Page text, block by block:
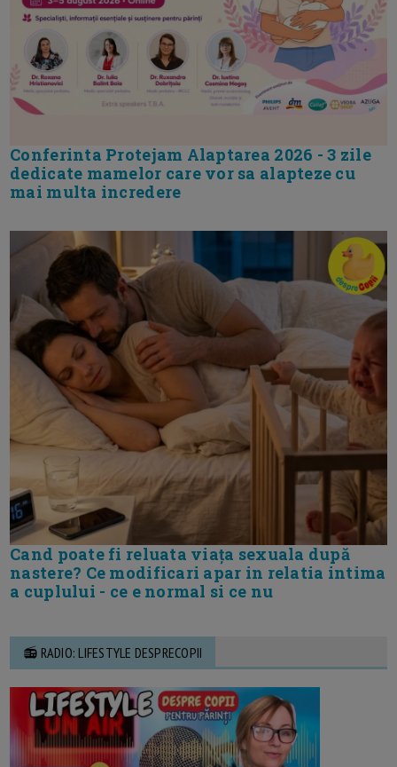
Conferinta Protejam Alaptarea 2026 - 3 zile
dedicate mamelor care vor sa alapteze cu
mai multa incredere
Cand poate fi reluata viața sexuala după
nastere? Ce modificari apar in relatia intima
a cuplului - ce e normal si ce nu
📻 RADIO: LIFESTYLE DESPRECOPII